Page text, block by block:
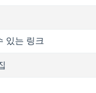
있는 링크